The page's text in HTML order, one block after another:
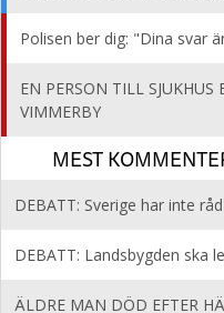
Polisen ber dig: "Dina svar
EN PERSON TILL SJUKHUS
VIMMERBY
MEST
DEBATT: Sverige har inte
DEBATT: Landsbygden ska
ÄLDRE MAN DÖD EFTER